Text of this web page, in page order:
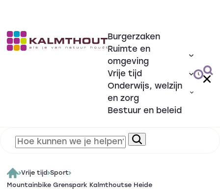
Burgerzaken
Ruimte en
omgeving
Vrije tijd
Onderwijs, welzijn
en zorg
Bestuur en beleid
Vrije tijd Sport
Mountainbike Grenspark Kalmthoutse Heide